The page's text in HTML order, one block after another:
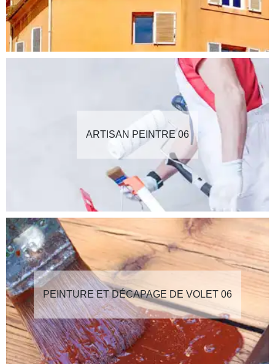
ARTISAN PEINTRE 06
PEINTURE ET DÉCAPAGE DE VOLET 06